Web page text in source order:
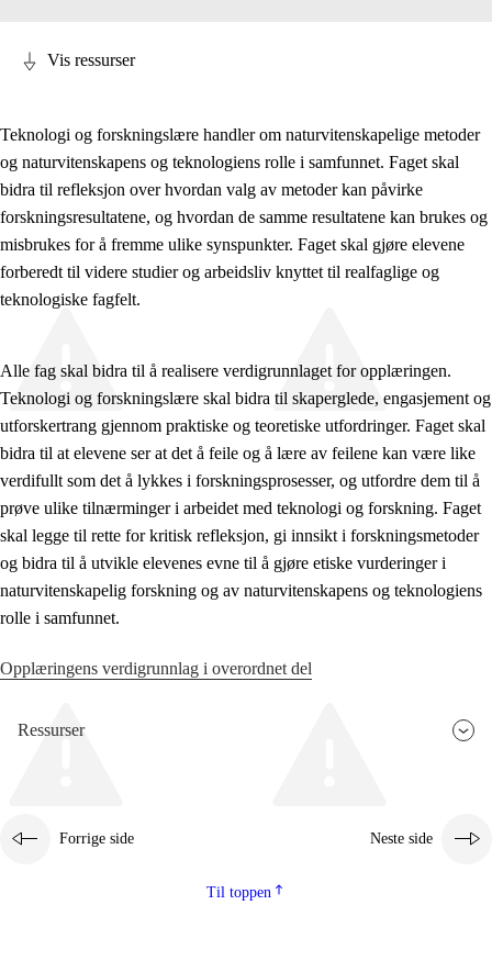
Fagenes relevans og sentrale verdier
Kjerneelementer
Tverrfaglige temaer
Grunnleggende ferdigheter
Vis ressurser
Teknologi og forskningslære handler om naturvitenskapelige metoder
og naturvitenskapens og teknologiens rolle i samfunnet. Faget skal
bidra til refleksjon over hvordan valg av metoder kan påvirke
forskningsresultatene, og hvordan de samme resultatene kan brukes og
misbrukes for å fremme ulike synspunkter. Faget skal gjøre elevene
forberedt til videre studier og arbeidsliv knyttet til realfaglige og
teknologiske fagfelt.
Alle fag skal bidra til å realisere verdigrunnlaget for opplæringen.
Teknologi og forskningslære skal bidra til skaperglede, engasjement og
utforskertrang gjennom praktiske og teoretiske utfordringer. Faget skal
bidra til at elevene ser at det å feile og å lære av feilene kan være like
verdifullt som det å lykkes i forskningsprosesser, og utfordre dem til å
prøve ulike tilnærminger i arbeidet med teknologi og forskning. Faget
skal legge til rette for kritisk refleksjon, gi innsikt i forskningsmetoder
og bidra til å utvikle elevenes evne til å gjøre etiske vurderinger i
naturvitenskapelig forskning og av naturvitenskapens og teknologiens
rolle i samfunnet.
Opplæringens verdigrunnlag i overordnet del
Ressurser
Forrige side Neste side
Til toppen